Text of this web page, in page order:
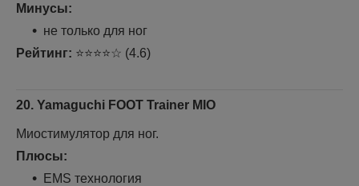
Минусы:
не только для ног
Рейтинг: ⭐⭐⭐⭐☆ (4.6)
20. Yamaguchi FOOT Trainer MIO
Миостимулятор для ног.
Плюсы:
EMS технология